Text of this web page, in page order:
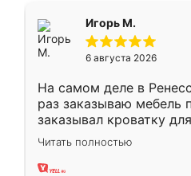
Игорь М.
6 августа 2026
На самом деле в
раз заказываю мебель
заказывал кроватку
ребёнка при его
заказал шкаф-купе. По
хорошее сборка
Читать полностью